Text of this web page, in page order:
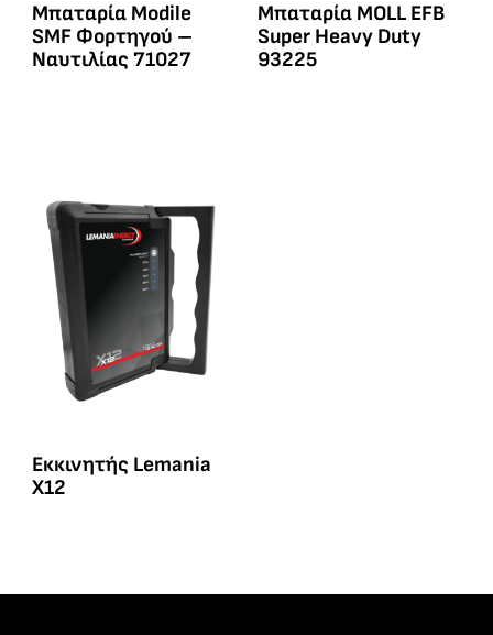
Μπαταρία Modile
SMF Φορτηγού –
Ναυτιλίας 71027
Μπαταρία MOLL EFB
Super Heavy Duty
93225
Eκκινητής Lemania
X12